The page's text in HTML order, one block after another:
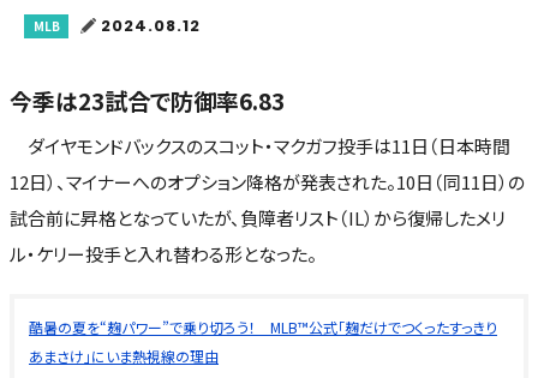
MLB 2024.08.12
今季は23試合で防御率6.83
ダイヤモンドバックスのスコット・マクガフ投手は11日（日本時間
12日）、マイナーへのオプション降格が発表された。10日（同11日）の
試合前に昇格となっていたが、負障者リスト（IL）から復帰したメリ
ル・ケリー投手と入れ替わる形となった。
酷暑の夏を“麹パワー”で乗り切ろう！ MLB™公式「麹だけでつくったすっきり
あまさけ」にいま熱視線の理由